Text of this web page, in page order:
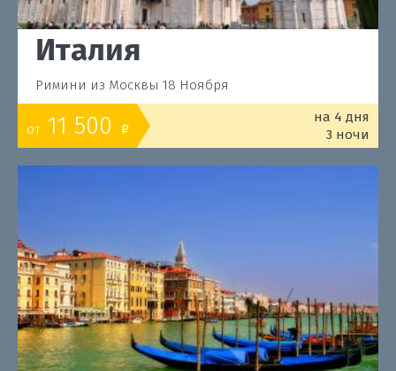
Италия
Римини из Москвы 18 Ноября
от 11 500 o
на 4 дня
3 ночи